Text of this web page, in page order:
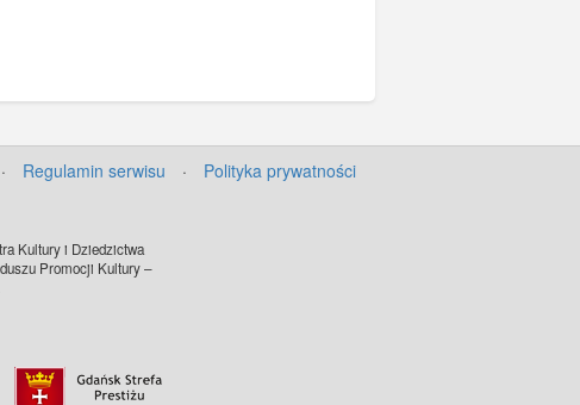
· Regulamin serwisu · Polityka prywatności
Kultury i Dziedzictwa
Promocji Kultury –